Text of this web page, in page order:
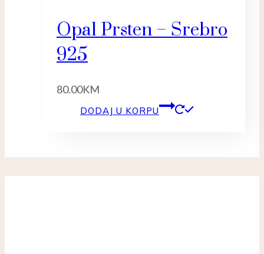
Opal Prsten – Srebro
925
80.00KM
DODAJ U KORPU